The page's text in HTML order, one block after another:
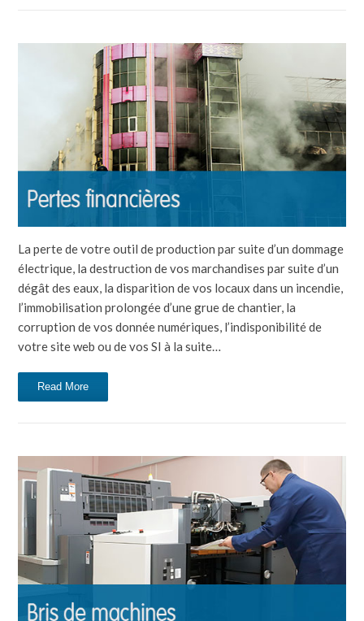
La perte de votre outil de production par suite d’un dommage
électrique, la destruction de vos marchandises par suite d’un
dégât des eaux, la disparition de vos locaux dans un incendie,
l’immobilisation prolongée d’une grue de chantier, la
corruption de vos donnée numériques, l’indisponibilité de
votre site web ou de vos SI à la suite…
Read More